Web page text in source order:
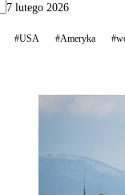
7 lutego 2026
#USA #Ameryka